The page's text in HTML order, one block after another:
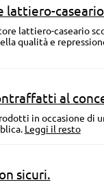
lattiero-
lattiero-caseario
qualità e
al
in occasione di
Leggi il resto
sicuri.